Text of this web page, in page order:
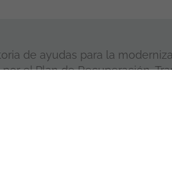
de ayudas para la
el Plan de Recuperación,